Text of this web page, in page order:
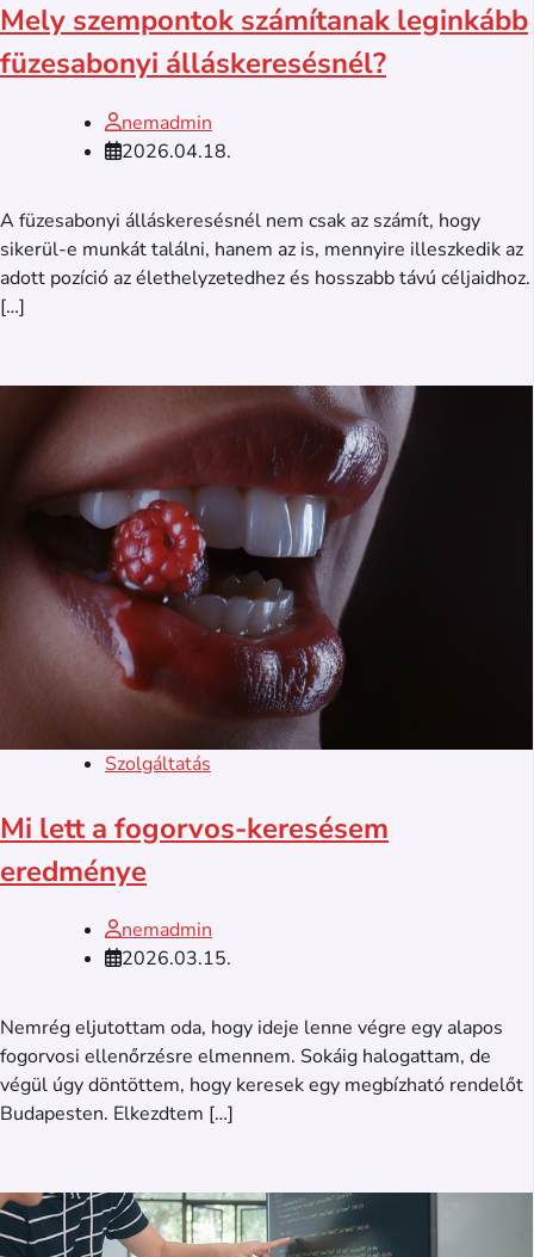
Mely szempontok számítanak leginkább
füzesabonyi álláskeresésnél?
nemadmin
2026.04.18.
A füzesabonyi álláskeresésnél nem csak az számít, hogy
sikerül-e munkát találni, hanem az is, mennyire illeszkedik az
adott pozíció az élethelyzetedhez és hosszabb távú céljaidhoz.
[…]
Szolgáltatás
Mi lett a fogorvos-keresésem
eredménye
nemadmin
2026.03.15.
Nemrég eljutottam oda, hogy ideje lenne végre egy alapos
fogorvosi ellenőrzésre elmennem. Sokáig halogattam, de
végül úgy döntöttem, hogy keresek egy megbízható rendelőt
Budapesten. Elkezdtem […]